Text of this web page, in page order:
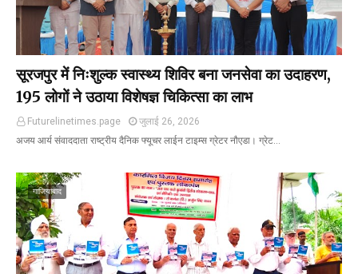
सूरजपुर में निःशुल्क स्वास्थ्य शिविर बना जनसेवा का उदाहरण,
195 लोगों ने उठाया विशेषज्ञ चिकित्सा का लाभ
Futurelinetimes.page
जुलाई 26, 2026
अजय आर्य संवाददाता राष्ट्रीय दैनिक फ्यूचर लाईन टाइम्स ग्रेटर नौएडा। ग्रेट…
गाजियाबाद